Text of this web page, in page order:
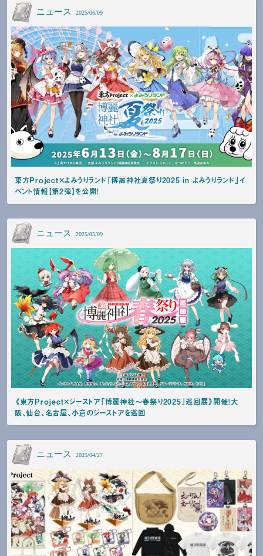
ニュース 2025/06/09
東方Project×よみうりランド「博麗神社夏祭り2025 in よみうりランド」イ
ベント情報【第2弾】を公開！
ニュース 2025/05/09
《東方Project×ジーストア「博麗神社～春祭り2025」巡回展》開催！大
阪、仙台、名古屋、小倉のジーストアを巡回
ニュース 2025/04/27